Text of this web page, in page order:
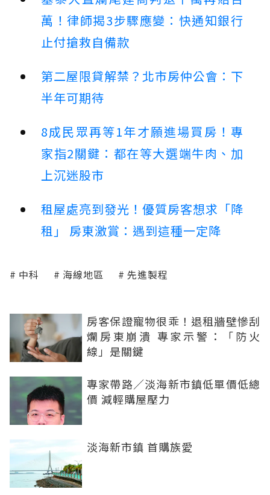
萬！律師揭3步驟應變：快通知銀行
止付搶救自備款
第二屋限貸解禁？北市房仲公會：下
半年可期待
8成民眾再等1年才願進場買房！專
家指2關鍵：都在等大選端牛肉、加
上沉迷股市
租屋處亮到發光！優質房客想求「降
租」 房東激賞：遇到這種一定降
中科 海線地區 先進製程
房客保證寵物很乖！退租牆壁慘刮
爛房東崩潰 專家示警：「防火
線」是關鍵
專家帶路／淡海新市鎮低單價低總
價 減輕購屋壓力
淡海新市鎮 首購族愛